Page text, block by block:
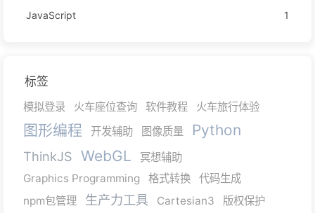
JavaScript
1
标签
模拟登录 火车座位查询 软件教程 火车旅行体验
图形编程 开发辅助 图像质量 Python
ThinkJS WebGL
冥想辅助
Graphics Programming
格式转换
代码生成
npm包管理
生产力工具 Cartesian3
版权保护